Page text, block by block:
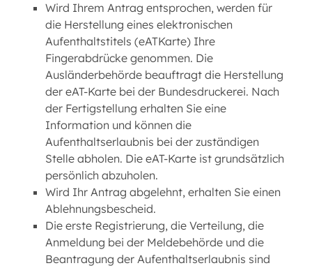
Wird Ihrem Antrag entsprochen, werden für
die Herstellung eines elektronischen
Aufenthaltstitels (eATKarte) Ihre
Fingerabdrücke genommen. Die
Ausländerbehörde beauftragt die Herstellung
der eAT-Karte bei der Bundesdruckerei. Nach
der Fertigstellung erhalten Sie eine
Information und können die
Aufenthaltserlaubnis bei der zuständigen
Stelle abholen. Die eAT-Karte ist grundsätzlich
persönlich abzuholen.
Wird Ihr Antrag abgelehnt, erhalten Sie einen
Ablehnungsbescheid.
Die erste Registrierung, die Verteilung, die
Anmeldung bei der Meldebehörde und die
Beantragung der Aufenthaltserlaubnis sind